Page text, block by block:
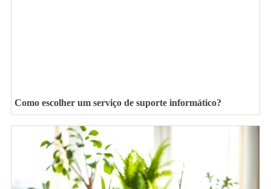
Como escolher um serviço de suporte informático?